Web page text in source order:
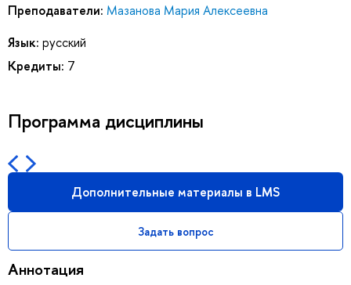
Преподаватели: Мазанова Мария Алексеевна
Язык: русский
Кредиты: 7
Программа дисциплины
Дополнительные материалы в LMS
Задать вопрос
Аннотация